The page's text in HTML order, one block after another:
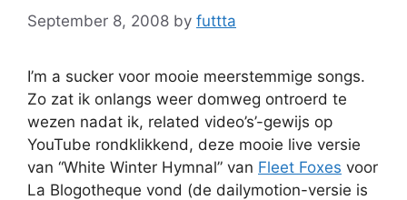
September 8, 2008 by futtta
I’m a sucker voor mooie meerstemmige songs.
Zo zat ik onlangs weer domweg ontroerd te
wezen nadat ik, related video’s’-gewijs op
YouTube rondklikkend, deze mooie live versie
van “White Winter Hymnal” van Fleet Foxes voor
La Blogotheque vond (de dailymotion-versie is